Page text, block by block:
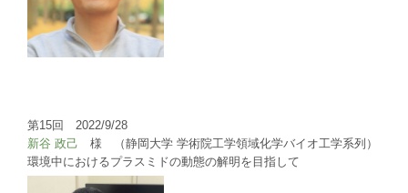
第15回 2022/9/28
新谷 政己 様 （静岡大学 学術院工学領域化学バイオ工学系列）
環境中におけるプラスミドの動態の解明を目指して